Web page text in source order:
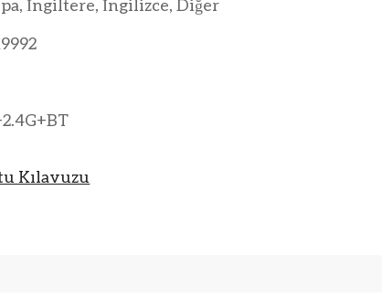
İngiltere, İngilizce, Diğer
Kılavuzu